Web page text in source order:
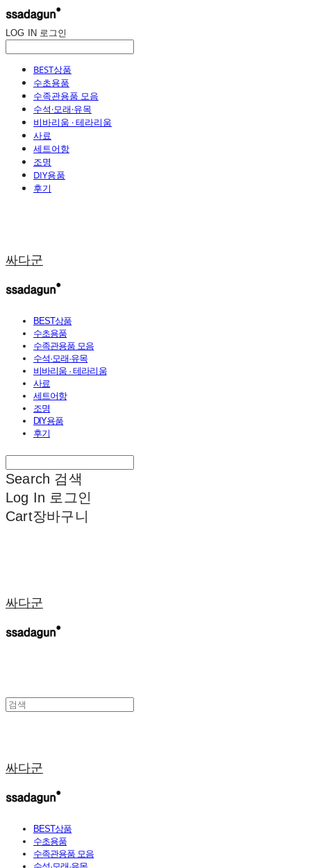
LOG IN 로그인
BEST상품
수초용품
수족관용품 모음
수석·모래·유목
비바리움 · 테라리움
사료
세트어항
조명
DIY용품
후기
싸다군
BEST상품
수초용품
수족관용품 모음
수석·모래·유목
비바리움 · 테라리움
사료
세트어항
조명
DIY용품
후기
Search 검색
Log In 로그인
Cart장바구니
싸다군
싸다군
BEST상품
수초용품
수족관용품 모음